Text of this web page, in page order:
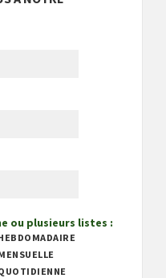
ou plusieurs listes :